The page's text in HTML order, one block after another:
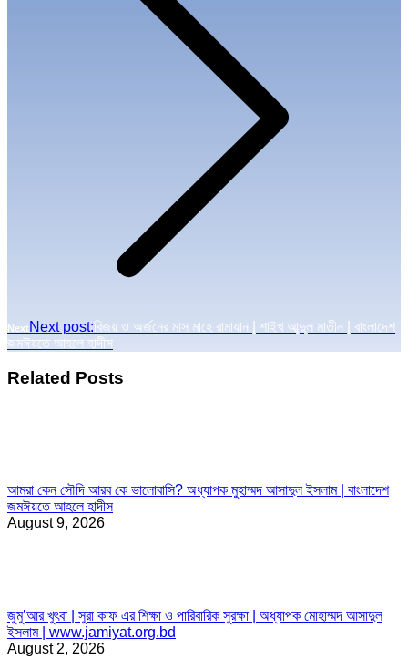
Next Next post:বিজয় ও অর্জনের মাস মাহে রামাযান | শাইখ আব্দুল মাতীন | বাংলাদেশ
জমঈয়তে আহলে হাদীস
Related Posts
আমরা কেন সৌদি আরব কে ভালোবাসি? অধ্যাপক মুহাম্মদ আসাদুল ইসলাম | বাংলাদেশ
জমঈয়তে আহলে হাদীস
August 9, 2026
জুমু’আর খুৎবা | সুরা কাফ এর শিক্ষা ও পারিবারিক সুরক্ষা | অধ্যাপক মোহাম্মদ আসাদুল
ইসলাম | www.jamiyat.org.bd
August 2, 2026